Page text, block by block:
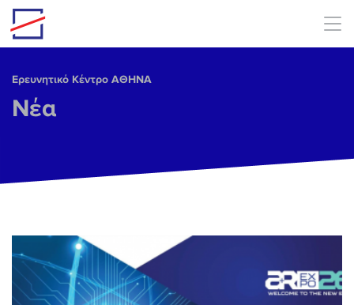
Skip to main content
Ερευνητικό Κέντρο ΑΘΗΝΑ
Νέα